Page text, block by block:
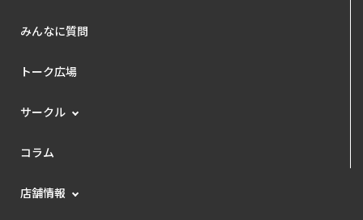
みんなに質問
トーク広場
サークル
コラム
店舗情報